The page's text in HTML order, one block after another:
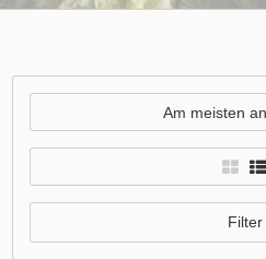
Am meisten
Filter